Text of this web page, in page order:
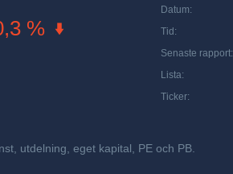
%
Datum:
Tid :
Senaste rapport:
Lista:
Ticker:
utdelning, eget kapital, PE och PB.